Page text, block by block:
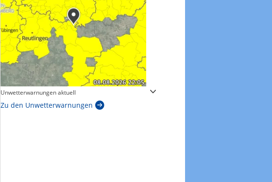
Unwetterwarnungen aktuell
Zu den Unwetterwarnungen